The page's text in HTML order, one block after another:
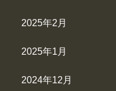
2025年2月
2025年1月
2024年12月